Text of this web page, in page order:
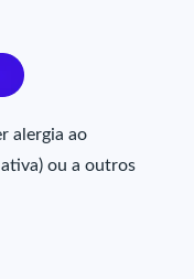
alergia ao
ou a outros